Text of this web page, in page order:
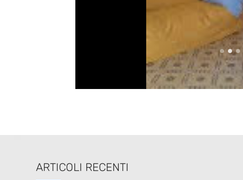
ARTICOLI RECENTI